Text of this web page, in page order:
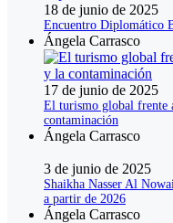
18 de junio de 2025
Encuentro Diplomático
Ángela Carrasco
17 de junio de 2025
El turismo global frente
contaminación
Ángela Carrasco
3 de junio de 2025
Shaikha Nasser Al
a partir de 2026
Ángela Carrasco